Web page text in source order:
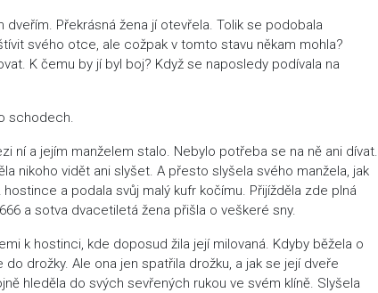
Překrásná žena jí otevřela. Tolik se podobala
svého otce, ale cožpak v tomto stavu někam mohla?
K čemu by jí byl boj? Když se naposledy podívala na
schodech.
ní a jejím manželem stalo. Nebylo potřeba se na ně ani dívat.
nikoho vidět ani slyšet. A přesto slyšela svého manžela, jak
a podala svůj malý kufr kočímu. Přijížděla zde plná
a sotva dvacetiletá žena přišla o veškeré sny.
k hostinci, kde doposud žila její milovaná. Kdyby běžela o
drožky. Ale ona jen spatřila drožku, a jak se její dveře
hleděla do svých sevřených rukou ve svém klíně. Slyšela